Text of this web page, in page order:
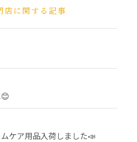
店に関する記事
ケア用品入荷しました📣